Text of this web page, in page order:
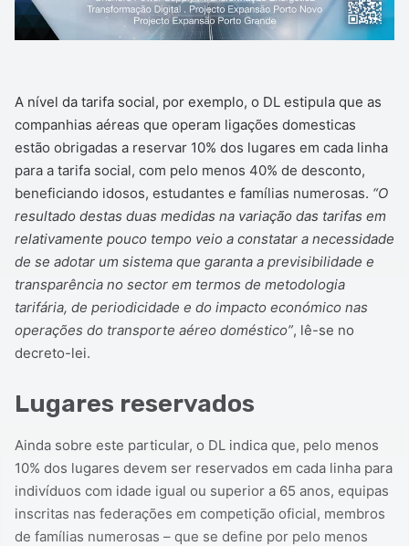
A nível da tarifa social, por exemplo, o DL estipula que as
companhias aéreas que operam ligações domesticas
estão obrigadas a reservar 10% dos lugares em cada linha
para a tarifa social, com pelo menos 40% de desconto,
beneficiando idosos, estudantes e famílias numerosas. “O
resultado destas duas medidas na variação das tarifas em
relativamente pouco tempo veio a constatar a necessidade
de se adotar um sistema que garanta a previsibilidade e
transparência no sector em termos de metodologia
tarifária, de periodicidade e do impacto económico nas
operações do transporte aéreo doméstico”, lê-se no
decreto-lei.
Lugares reservados
Ainda sobre este particular, o DL indica que, pelo menos
10% dos lugares devem ser reservados em cada linha para
indivíduos com idade igual ou superior a 65 anos, equipas
inscritas nas federações em competição oficial, membros
de famílias numerosas – que se define por pelo menos